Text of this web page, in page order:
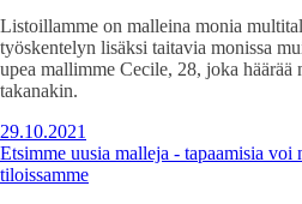
Listoillamme on malleina monia
työskentelyn lisäksi taitavia monissa
upea mallimme Cecile, 28, joka häärää
takanakin.
29.10.2021
Etsimme uusia malleja - tapaamisia voi
tiloissamme